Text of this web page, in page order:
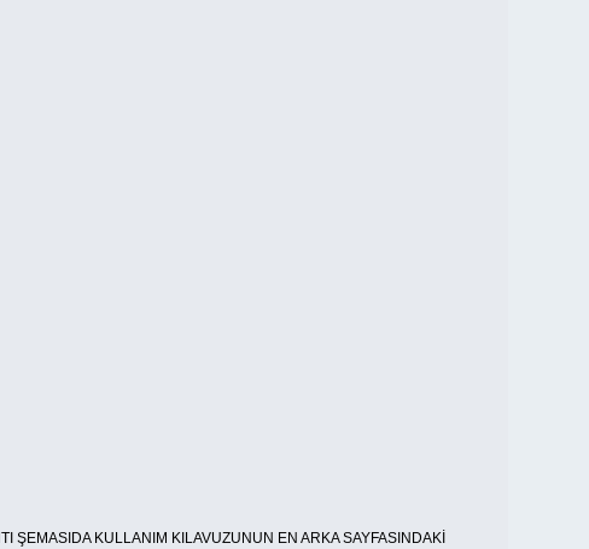
KULLANIM KILAVUZUNUN EN ARKA SAYFASINDAKİ